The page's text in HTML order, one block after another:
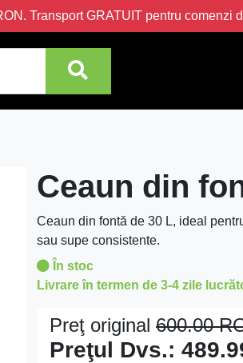
Transport GRATUIT pentru comenzi
Ceaun din
Ceaun din fontă de 30 L, ideal
sau supe consistente.
În stoc
Livrare în termen de 3-4 zile
Preţ original 600.00
Preţul Dvs.: